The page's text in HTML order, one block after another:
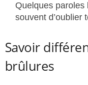
Quelques
souvent d’oublier
Savoir
brûlures